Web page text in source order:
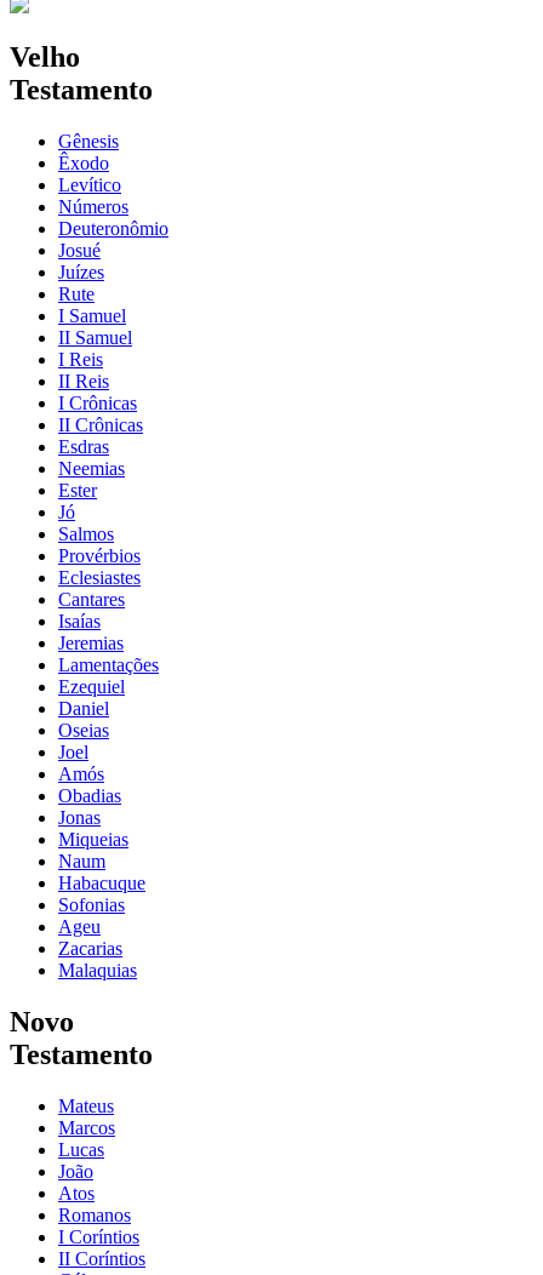
Velho
Testamento
Gênesis
Êxodo
Levítico
Números
Deuteronômio
Josué
Juízes
Rute
I Samuel
II Samuel
I Reis
II Reis
I Crônicas
II Crônicas
Esdras
Neemias
Ester
Jó
Salmos
Provérbios
Eclesiastes
Cantares
Isaías
Jeremias
Lamentações
Ezequiel
Daniel
Oseias
Joel
Amós
Obadias
Jonas
Miqueias
Naum
Habacuque
Sofonias
Ageu
Zacarias
Malaquias
Novo
Testamento
Mateus
Marcos
Lucas
João
Atos
Romanos
I Coríntios
II Coríntios